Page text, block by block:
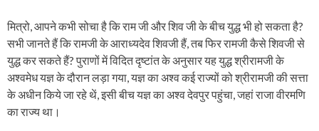
मित्रो, आपने कभी सोचा है कि राम जी और शिव जी के बीच युद्ध भी हो सकता है?
सभी जानते हैं कि रामजी के आराध्यदेव शिवजी हैं, तब फिर रामजी कैसे शिवजी से
युद्ध कर सकते हैं? पुराणों में विदित दृष्टांत के अनुसार यह युद्ध श्रीरामजी के
अश्वमेध यज्ञ के दौरान लड़ा गया, यज्ञ का अश्व कई राज्यों को श्रीरामजी की सत्ता
के अधीन किये जा रहे थें, इसी बीच यज्ञ का अश्व देवपुर पहुंचा, जहां राजा वीरमणि
का राज्य था।